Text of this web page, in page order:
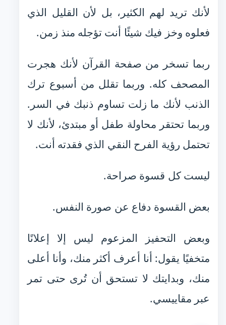
لأنك تريد لهم الكثير، بل لأن القليل الذي
فعلوه وخز فيك شيئًا أنت تؤجله منذ زمن.
ربما تسخر من صفحة القرآن لأنك هجرت
المصحف كله. وربما تقلل من أسبوع ترك
الذنب لأنك ما زلت تساوم ذنبك في السر.
وربما تحتقر محاولة طفل أو مبتدئ، لأنك لا
تحتمل رؤية الفرح النقي الذي فقدته أنت.
ليست كل قسوة صراحة.
بعض القسوة دفاع عن صورة النفس.
وبعض التحفيز المزعوم ليس إلا إعلانًا
متخفيًا يقول: أنا أعرف أكثر منك، وأنا أعلى
منك، وبدايتك لا تستحق أن تُرى حتى تمر
عبر مقاييسي.